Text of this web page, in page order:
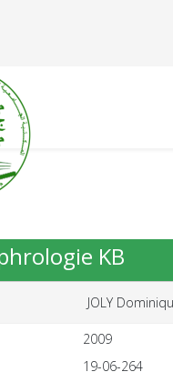
KB
JOLY
2009
19-06-264